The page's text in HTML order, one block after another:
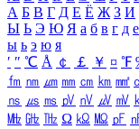
А Б В Г Д Е Ё Ж З И
Ы Ь Э Ю Я а б в г д е
ы ь э ю я
′ ″ ℃ Å ￠ ￡ ￥ ¤ ℉
㎙ ㎚ ㎛ ㎜ ㎝ ㎞ ㎟
㎱ ㎲ ㎳ ㎴ ㎵ ㎶ ㎷
㎒ ㎓ ㎔ Ω ㏀ ㏁ ㎊